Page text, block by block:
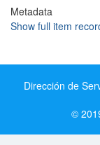
Metadata
Show full item
Dirección de
©